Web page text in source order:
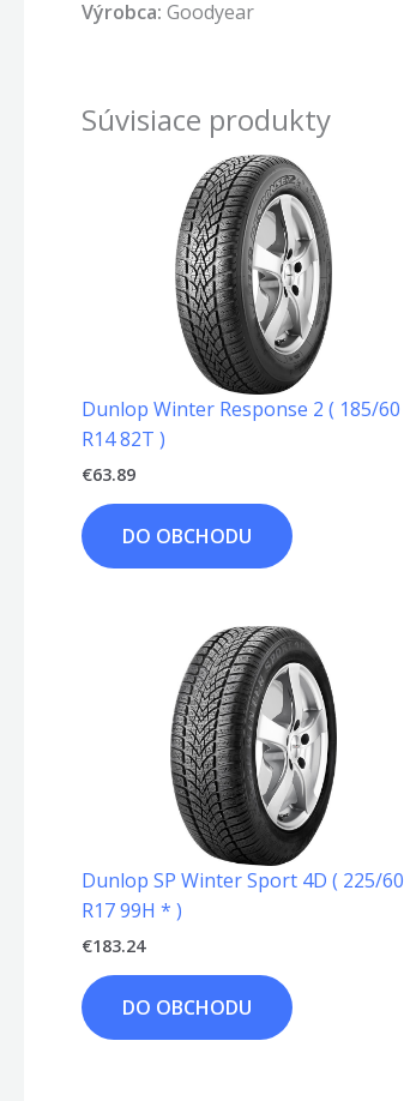
Výrobca: Goodyear
Súvisiace produkty
Dunlop Winter Response 2 ( 185/60
R14 82T )
€63.89
DO OBCHODU
Dunlop SP Winter Sport 4D ( 225/60
R17 99H * )
€183.24
DO OBCHODU